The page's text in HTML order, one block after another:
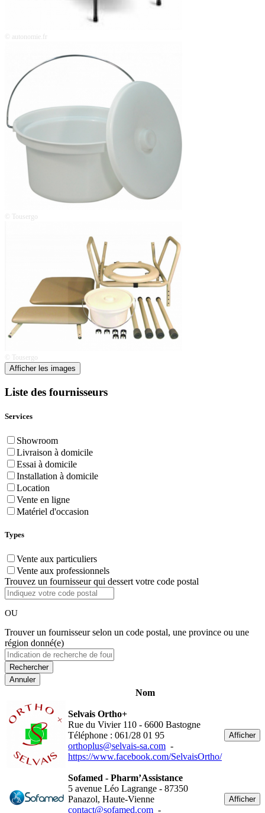
© autonomie.fr
© Tousergo
© Tousergo
Afficher les images
Liste des fournisseurs
Services
Showroom
Livraison à domicile
Essai à domicile
Installation à domicile
Location
Vente en ligne
Matériel d'occasion
Types
Vente aux particuliers
Vente aux professionnels
Trouvez un fournisseur qui dessert votre code postal
OU
Trouver un fournisseur selon un code postal, une province ou une
région donné(e)
Annuler
Nom
Selvais Ortho+
Rue du Vivier 110 - 6600 Bastogne
Téléphone : 061/28 01 95
orthoplus@selvais-sa.com -
https://www.facebook.com/SelvaisOrtho/
Afficher
Sofamed - Pharm’Assistance
5 avenue Léo Lagrange - 87350
Panazol, Haute-Vienne
contact@sofamed.com -
Afficher